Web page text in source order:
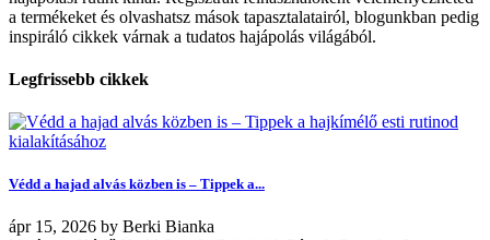
a termékeket és olvashatsz mások tapasztalatairól, blogunkban pedig
inspiráló cikkek várnak a tudatos hajápolás világából.
Legfrissebb cikkek
Védd a hajad alvás közben is – Tippek a...
ápr 15, 2026 by Berki Bianka